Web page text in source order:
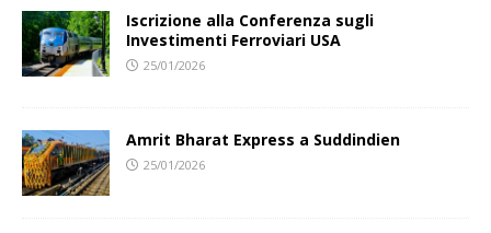
Iscrizione alla Conferenza sugli
Investimenti Ferroviari USA
25/01/2026
Amrit Bharat Express a Suddindien
25/01/2026